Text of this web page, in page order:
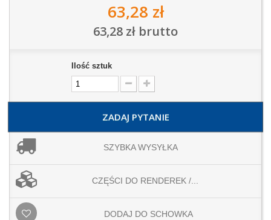
63,28 zł
63,28 zł brutto
Ilość sztuk
ZADAJ PYTANIE
SZYBKA WYSYŁKA
CZĘŚCI DO RENDEREK /...
DODAJ DO SCHOWKA